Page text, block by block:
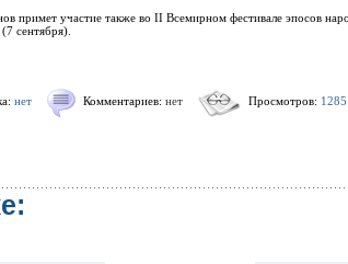
примет участие также во II Всемирном фестивале эпосов
сентября).
нет Комментариев: нет Просмотров: 1285